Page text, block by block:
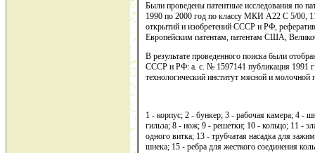
Были проведены патентные исследования по
1990 по 2000 год по классу МКИ А22 С 5/00,
открытий и изобретений СССР и РФ,
Европейским патентам, патентам США,
В результате проведенного поиска были
СССР и РФ: а. с. № 1597141 публикация 1991
технологический институт мясной и
1 - корпус; 2 - бункер; 3 - рабочая камера; 4 -
гильза; 8 - нож; 9 - решетки; 10 - кольцо; 11 -
одного витка; 13 - трубчатая насадка для
шнека; 15 - ребра для жесткого соединения